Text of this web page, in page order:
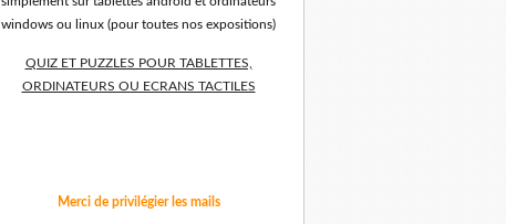
windows ou linux (pour toutes nos expositions)
QUIZ ET PUZZLES POUR TABLETTES,
ORDINATEURS OU ECRANS TACTILES
Merci de privilégier les mails